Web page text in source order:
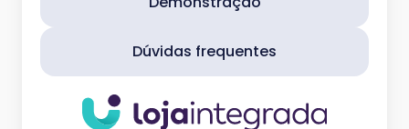
Dúvidas frequentes